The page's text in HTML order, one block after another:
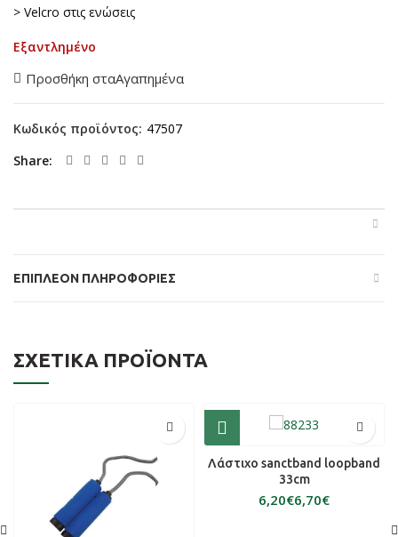
> Velcro στις ενώσεις
Εξαντλημένο
Προσθήκη σταΑγαπημένα
Κωδικός προϊόντος: 47507
Share
ΕΠΙΠΛΈΟΝ ΠΛΗΡΟΦΟΡΊΕΣ
ΣΧΕΤΙΚΆ ΠΡΟΪΌΝΤΑ
Λάστιχο sanctband loopband
33cm
€ €